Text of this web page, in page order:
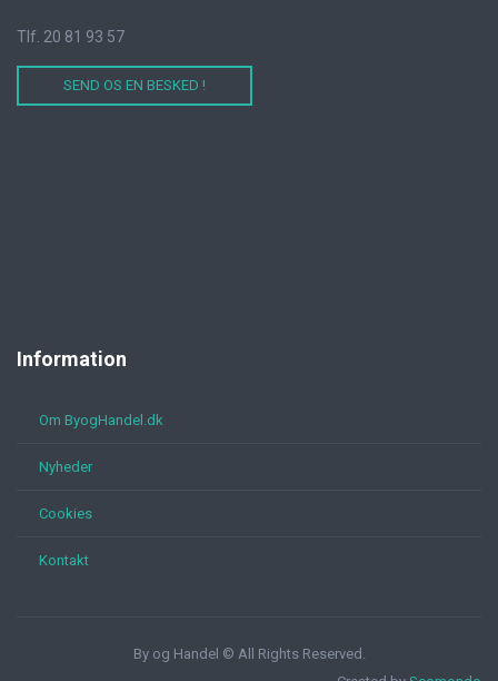
Tlf. 20 81 93 57
SEND OS EN BESKED !
Information
Om ByogHandel.dk
Nyheder
Cookies
Kontakt
By og Handel © All Rights Reserved.